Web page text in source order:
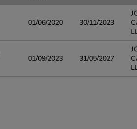
01/06/2020 30/11/2023
01/09/2023 31/05/2027